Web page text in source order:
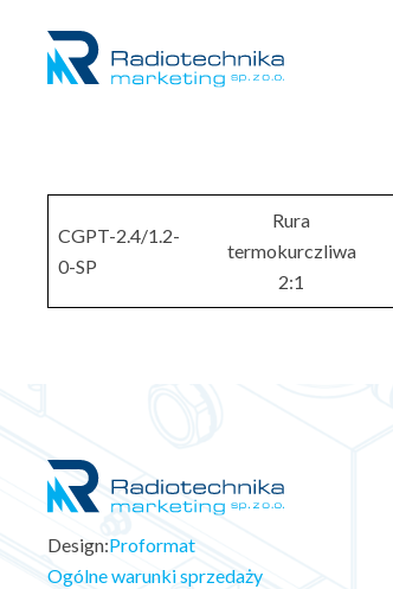
CGPT-2.4/1.2-
0-SP
Rura
termokurczliwa
2:1
Design:Proformat
Ogólne warunki sprzedaży